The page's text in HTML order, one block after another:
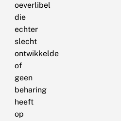
oeverlibel
die
echter
slecht
ontwikkelde
of
geen
beharing
heeft
op